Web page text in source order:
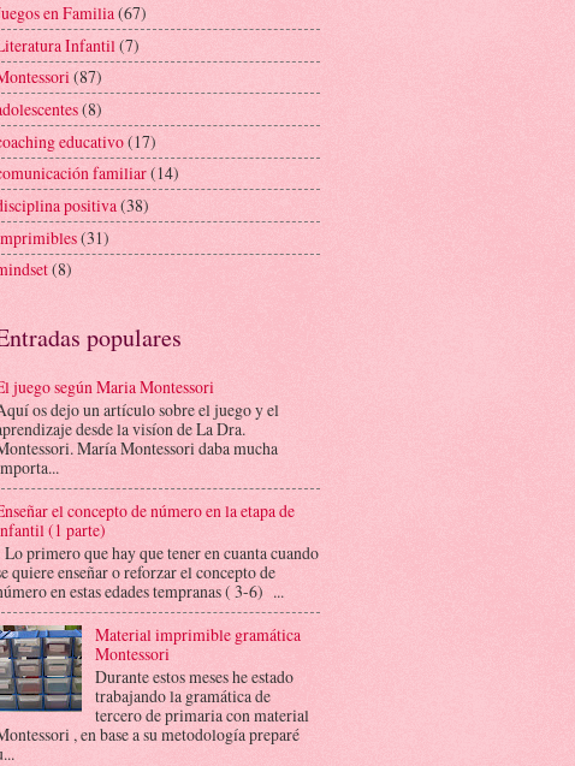
en Familia(67)
Infantil (7)
(87)
(8)
educativo(17)
familiar(14)
positiva(38)
(31)
(8)
populares
juego según Maria Montessori
os dejo un artículo sobre el juego y el
desde la visíon de La Dra.
María Montessori daba mucha
el concepto de número en la etapa de
(1 parte)
Lo primero que hay que tener en cuanta cuando
quiere enseñar o reforzar el concepto de
en estas edades tempranas ( 3-6) ...
Material imprimible gramática
Montessori
Durante estos meses he estado
trabajando la gramática de
tercero de primaria con material
, en base a su metodología preparé